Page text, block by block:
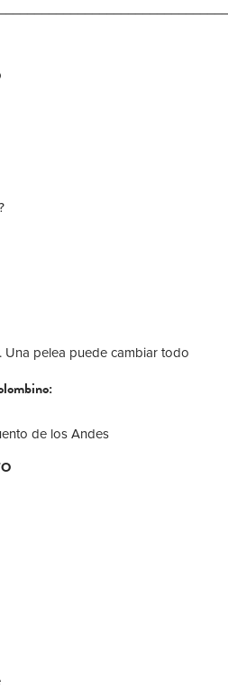
Una pelea puede cambiar todo
de los Andes